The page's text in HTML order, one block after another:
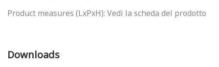
Product measures (LxPxH): Vedi la scheda del prodotto
Downloads